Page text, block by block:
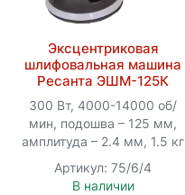
Эксцентриковая
шлифовальная машина
Ресанта ЭШМ-125К
300 Вт, 4000-14000 об/
мин, подошва – 125 мм,
амплитуда – 2.4 мм, 1.5 кг
Артикул: 75/6/4
В наличии